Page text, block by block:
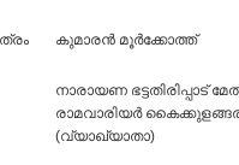
കുമാരന്‍ മൂര്‍‌ക്കോത്ത്‌
നാരായണ ഭട്ടതിരിപ്പാട്‌
രാമവാരിയര്‍
(വ്യാഖ്യാതാ)